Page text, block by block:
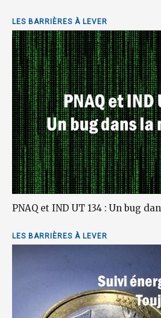
LES BARRIÈRES À LEVER
PNAQ et IND UT 134 : Un bug
LES BARRIÈRES À LEVER